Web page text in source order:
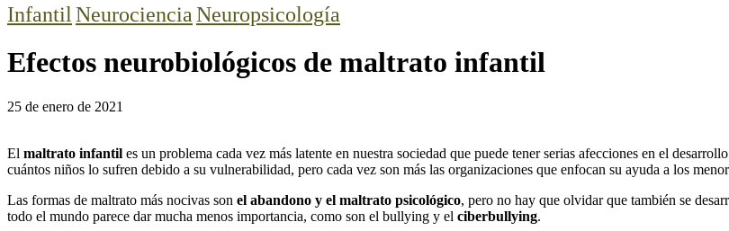
facebook-
1
twitter-
x
instagram
Infantil Neurociencia Neuropsicología
Efectos neurobiológicos de maltrato infantil
25 de enero de 2021
El maltrato infantil es un problema cada vez más latente en nuestra sociedad que puede tener serias afecciones en el
cuántos niños lo sufren debido a su vulnerabilidad, pero cada vez son más las organizaciones que enfocan su ayuda a los
Las formas de maltrato más nocivas son el abandono y el maltrato psicológico, pero no hay que olvidar que también se
todo el mundo parece dar mucha menos importancia, como son el bullying y el ciberbullying.